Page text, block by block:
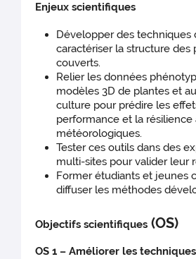
Enjeux scientifiques
Développer des techniques
caractériser la structure des
couverts.
Relier les données
modèles 3D de plantes et
culture pour prédire les
performance et la
météorologiques.
Tester ces outils dans des
multi-sites pour valider leur
Former étudiants et jeunes
diffuser les méthodes
Objectifs scientifiques (OS)
OS 1 – Améliorer les techni